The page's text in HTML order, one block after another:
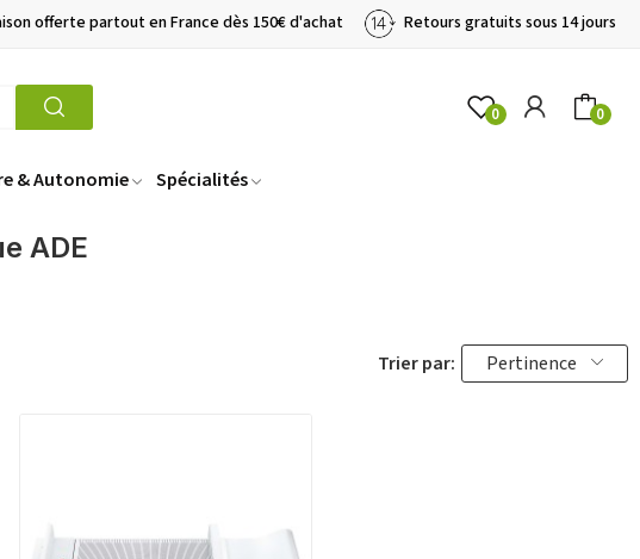
offerte partout en France dès 150€ d'achat Retours gratuits sous 14 jours
0 0
& Autonomie Spécialités
ADE
Trier par: Pertinence